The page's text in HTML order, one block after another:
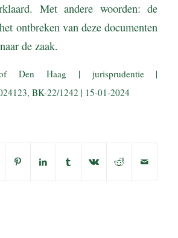
Met andere woorden: de
ontbreken van deze documenten
de zaak.
Den Haag | jurisprudentie |
BK-22/1242 | 15-01-2024